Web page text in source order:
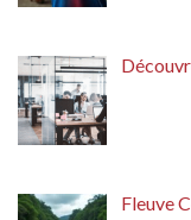
Fleuve